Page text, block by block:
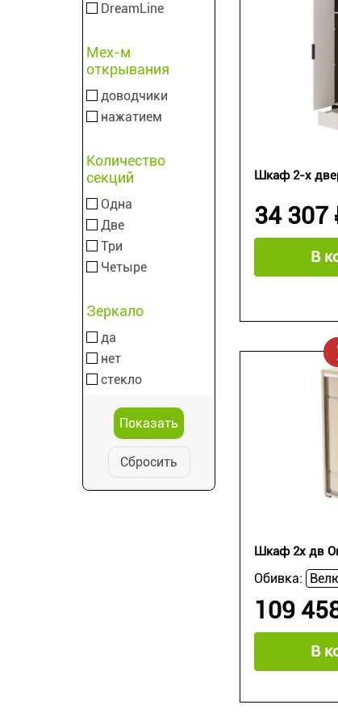
DreamLine
Мех-м
открывания
доводчики
нажатием
Количество
секций
Одна
Две
Три
Четыре
Зеркало
да
нет
стекло
Сбросить
Шкаф 2-х
34 307
В
Шкаф 2х дв
Обивка:
109
В